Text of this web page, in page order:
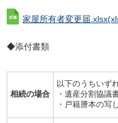
家屋所有者変更届.xlsx
◆添付書類
相続の場合
以下のうちいず
・遺産分割協議
・戸籍謄本の写